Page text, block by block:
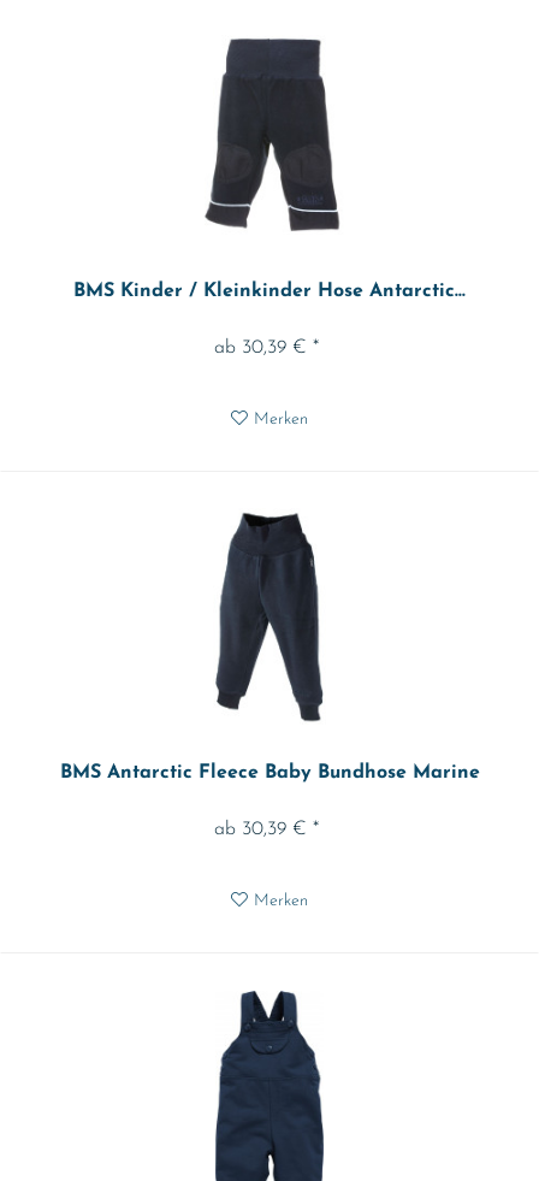
BMS Kinder / Kleinkinder Hose Antarctic...
ab 30,39 € *
Merken
BMS Antarctic Fleece Baby Bundhose Marine
ab 30,39 € *
Merken